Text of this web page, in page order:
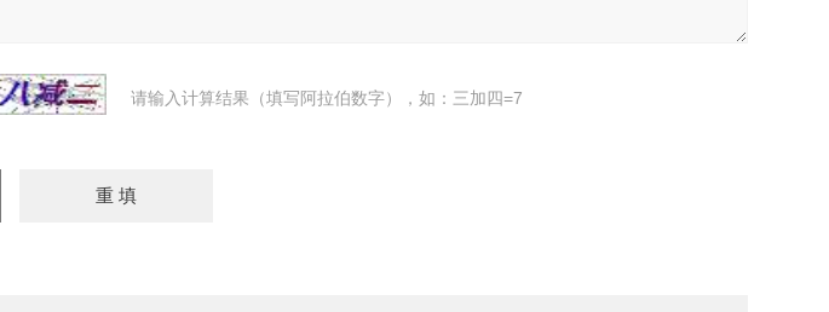
请输入计算结果（填写阿拉伯数字），如：三加四=7